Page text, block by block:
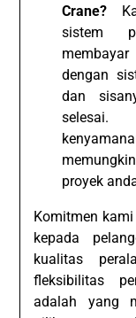
Crane?
sistem
dengan
dan
selesai.
proyek
Komitmen
kepada
kualitas
fleksibilitas
adalah yang